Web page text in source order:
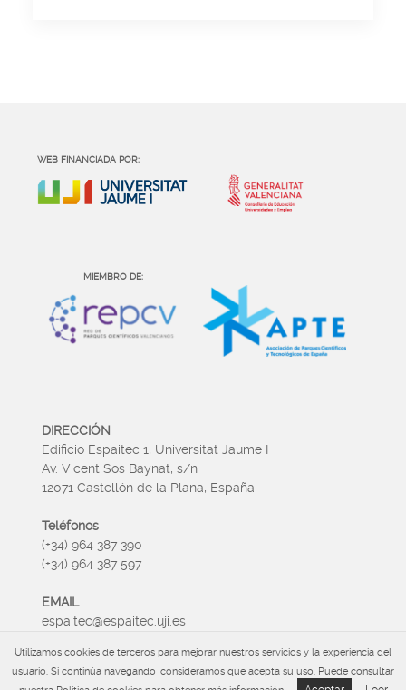
WEB FINANCIADA POR:
MIEMBRO DE:
DIRECCIÓN
Edificio Espaitec 1, Universitat Jaume I
Av. Vicent Sos Baynat, s/n
12071 Castellón de la Plana, España
Teléfonos
(+34) 964 387 390
(+34) 964 387 597
EMAIL
espaitec@espaitec.uji.es
HORARIO
Lunes a Viernes 09:00 – 15.00
Utilizamos cookies de terceros para mejorar nuestros servicios y la experiencia del
usuario. Si continúa navegando, consideramos que acepta su uso. Puede consultar